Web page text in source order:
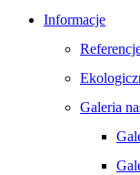
Informacje
Galeria